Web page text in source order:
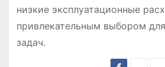
низкие эксплуатационные
привлекательным выбором
задач.